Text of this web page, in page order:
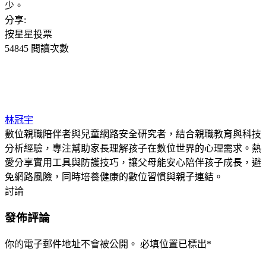
少。
分享:
按星星投票
54845 閲讀次數
林冠宇
數位親職陪伴者與兒童網路安全研究者，結合親職教育與科技
分析經驗，專注幫助家長理解孩子在數位世界的心理需求。熱
愛分享實用工具與防護技巧，讓父母能安心陪伴孩子成長，避
免網路風險，同時培養健康的數位習慣與親子連結。
討論
發佈評論
你的電子郵件地址不會被公開。 必填位置已標出*